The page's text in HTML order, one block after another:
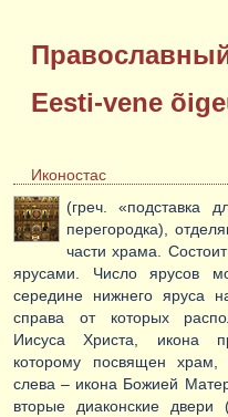
Eesti-vene
Иконостас
(греч. «подставка
перегородка),
части храма.
ярусами. Число ярусов
середине нижнего яруса
справа от которых
Иисуса Христа, икона
которому посвящен
слева – икона Божией
вторые диаконские